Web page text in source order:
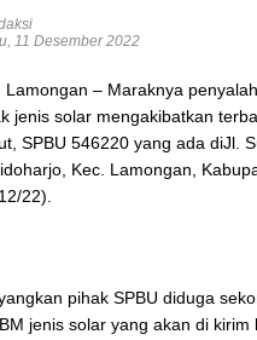
11 Desember 2022
Lamongan – Maraknya
jenis solar mengakibatkan
SPBU 546220 yang ada diJl.
Kec. Lamongan,
22).
pihak SPBU diduga
jenis solar yang akan di kirim